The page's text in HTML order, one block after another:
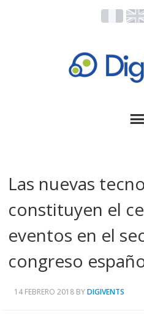
Las nuevas
constituyen el
eventos en el
congreso
14 FEBRERO 2018 BYDIGIVENTS